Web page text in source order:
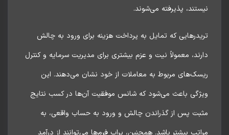
پذیرفته می‌شوند.
که تمایل به پرداخت هزینه برای ورود به چالش
معمولاً نیت و عزم بیشتری برای مدیریت سرمایه و کنترل
مربوط به معاملات از خود نشان می‌دهند. این
باعث می‌شود که شانس موفقیت آن‌ها در کسب نتایج
پس از گذراندن چالش و ورود به حساب واقعی، به
بیشتر باشد. همچنین، پراپ فرم‌ها می‌توانند از درآمد